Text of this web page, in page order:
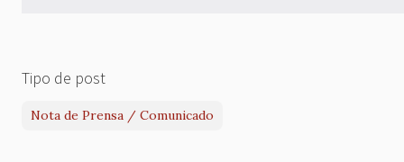
Tipo de post
Nota de Prensa / Comunicado